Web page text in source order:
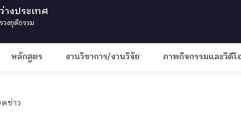
งประเทศ
งยุติธรรม
หลักสูตร งานวิชาการ/งานวิจัย ภาพกิจกรรมและวิดีโ
ข่าว